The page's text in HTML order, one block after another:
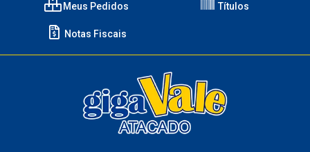
Meus Pedidos Títulos
Notas Fiscais